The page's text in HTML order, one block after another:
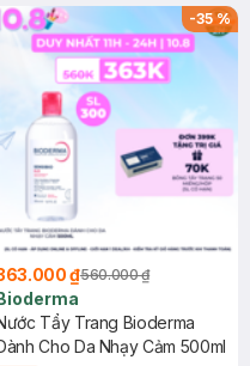
(SL có hạn)
-35%
₫560.000 ₫
Tẩy Trang Bioderma
Cho Da Nhạy Cảm 500ml